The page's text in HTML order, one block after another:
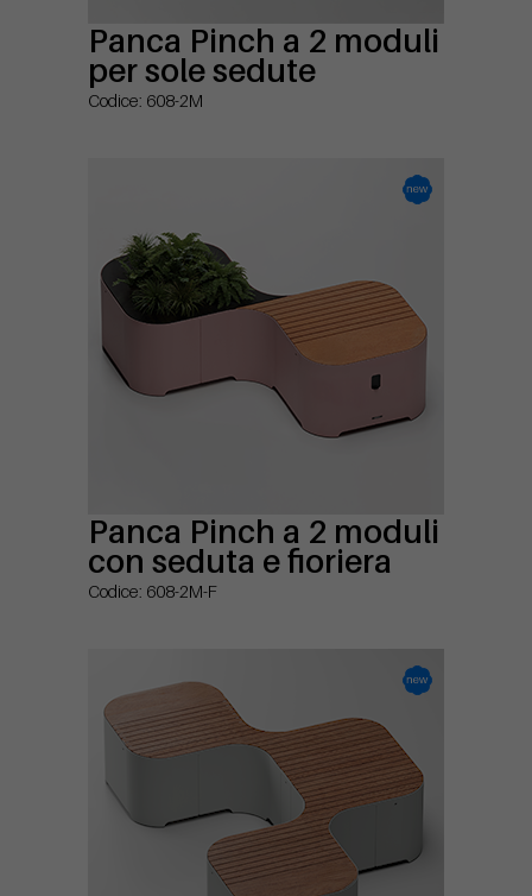
Panca Pinch a 2 moduli
per sole sedute
Codice: 608-2M
Panca Pinch a 2 moduli
con seduta e fioriera
Codice: 608-2M-F